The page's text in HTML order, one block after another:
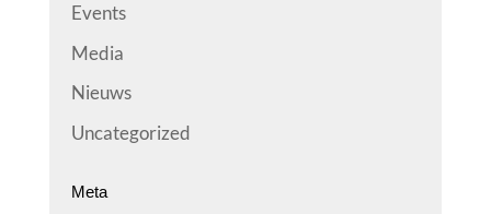
Events
Media
Nieuws
Uncategorized
Meta